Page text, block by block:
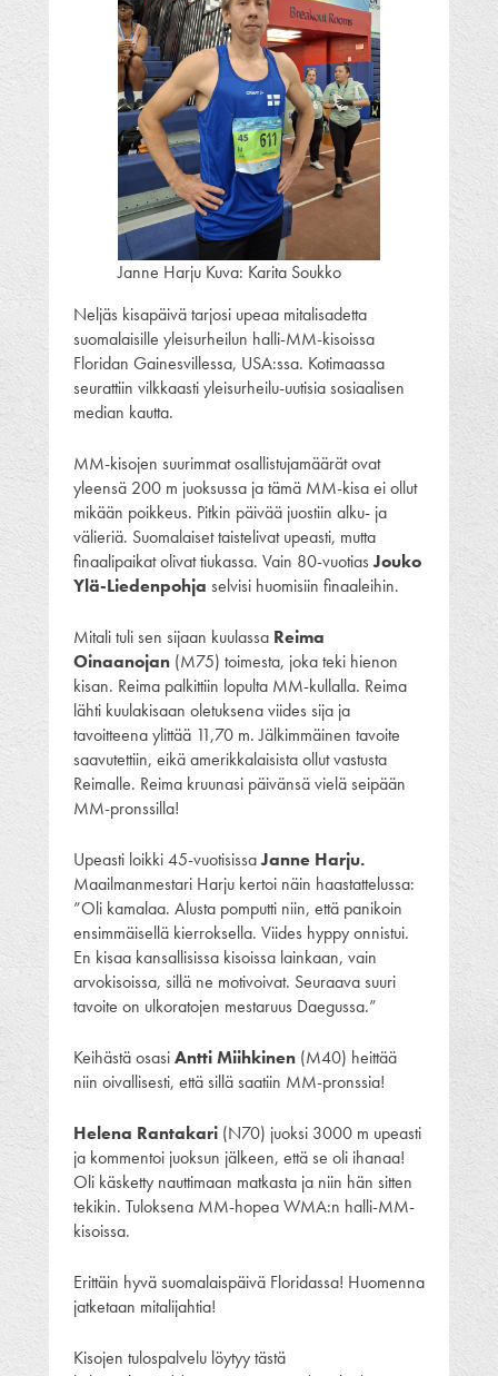
Janne Harju Kuva: Karita Soukko
Neljäs kisapäivä tarjosi upeaa mitalisadetta
suomalaisille yleisurheilun halli-MM-kisoissa
Floridan Gainesvillessa, USA:ssa. Kotimaassa
seurattiin vilkkaasti yleisurheilu-uutisia sosiaalisen
median kautta.
MM-kisojen suurimmat osallistujamäärät ovat
yleensä 200 m juoksussa ja tämä MM-kisa ei ollut
mikään poikkeus. Pitkin päivää juostiin alku- ja
välieriä. Suomalaiset taistelivat upeasti, mutta
finaalipaikat olivat tiukassa. Vain 80-vuotiasJouko
Ylä-Liedenpohja selvisi huomisiin finaaleihin.
Mitali tuli sen sijaan kuulassa Reima
Oinaanojan (M75) toimesta, joka teki hienon
kisan. Reima palkittiin lopulta MM-kullalla. Reima
lähti kuulakisaan oletuksena viides sija ja
tavoitteena ylittää 11,70 m. Jälkimmäinen tavoite
saavutettiin, eikä amerikkalaisista ollut vastusta
Reimalle. Reima kruunasi päivänsä vielä seipään
MM-pronssilla!
Upeasti loikki 45-vuotisissaJanne Harju.
Maailmanmestari Harju kertoi näin haastattelussa:
”Oli kamalaa. Alusta pomputti niin, että panikoin
ensimmäisellä kierroksella. Viides hyppy onnistui.
En kisaa kansallisissa kisoissa lainkaan, vain
arvokisoissa, sillä ne motivoivat. Seuraava suuri
tavoite on ulkoratojen mestaruus Daegussa.”
Keihästä osasiAntti Miihkinen (M40) heittää
niin oivallisesti, että sillä saatiin MM-pronssia!
Helena Rantakari (N70) juoksi 3000 m upeasti
ja kommentoi juoksun jälkeen, että se oli ihanaa!
Oli käsketty nauttimaan matkasta ja niin hän sitten
tekikin. Tuloksena MM-hopea WMA:n halli-MM-
kisoissa.
Erittäin hyvä suomalaispäivä Floridassa! Huomenna
jatketaan mitalijahtia!
Kisojen tulospalvelu löytyy tästä